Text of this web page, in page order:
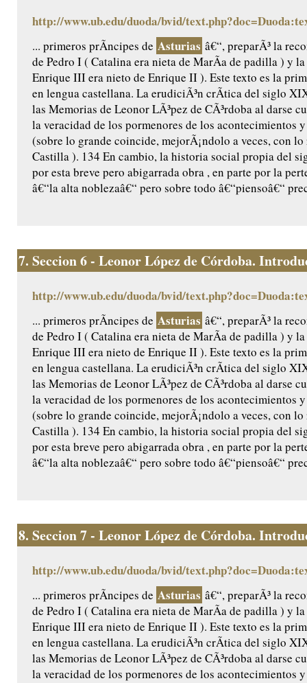
http://www.ub.edu/duoda/bvid/
... primeros prÃ­ncipes de Asturias â€“, preparÃ³ la
de Pedro I ( Catalina era nieta de MarÃ­a de padilla ) y
Enrique III era nieto de Enrique II ). Este texto es la
en lengua castellana. La erudiciÃ³n crÃ­tica del siglo
las Memorias de Leonor LÃ³pez de CÃ³rdoba al darse
la veracidad de los pormenores de los acontecimientos
(sobre lo grande coincide, mejorÃ¡ndolo a veces, con
Castilla ). 134 En cambio, la historia social propia del
por esta breve pero abigarrada obra , en parte por la
â€“la alta noblezaâ€“ pero sobre todo â€“piensoâ€“
7. Seccion 6 - Leonor López de Córdoba.
http://www.ub.edu/duoda/bvid/
... primeros prÃ­ncipes de Asturias â€“, preparÃ³ la
de Pedro I ( Catalina era nieta de MarÃ­a de padilla ) y
Enrique III era nieto de Enrique II ). Este texto es la
en lengua castellana. La erudiciÃ³n crÃ­tica del siglo
las Memorias de Leonor LÃ³pez de CÃ³rdoba al darse
la veracidad de los pormenores de los acontecimientos
(sobre lo grande coincide, mejorÃ¡ndolo a veces, con
Castilla ). 134 En cambio, la historia social propia del
por esta breve pero abigarrada obra , en parte por la
â€“la alta noblezaâ€“ pero sobre todo â€“piensoâ€“
8. Seccion 7 - Leonor López de Córdoba.
http://www.ub.edu/duoda/bvid/
... primeros prÃ­ncipes de Asturias â€“, preparÃ³ la
de Pedro I ( Catalina era nieta de MarÃ­a de padilla ) y
Enrique III era nieto de Enrique II ). Este texto es la
en lengua castellana. La erudiciÃ³n crÃ­tica del siglo
las Memorias de Leonor LÃ³pez de CÃ³rdoba al darse
la veracidad de los pormenores de los acontecimientos